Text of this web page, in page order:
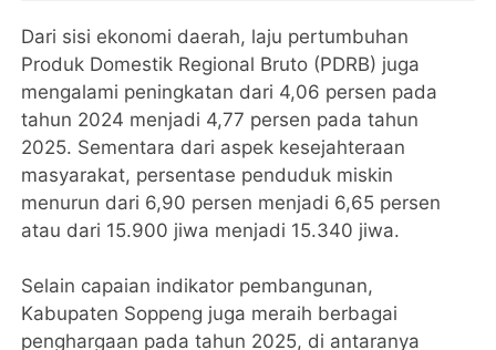
Dari sisi ekonomi daerah, laju pertumbuhan
Produk Domestik Regional Bruto (PDRB) juga
mengalami peningkatan dari 4,06 persen pada
tahun 2024 menjadi 4,77 persen pada tahun
2025. Sementara dari aspek kesejahteraan
masyarakat, persentase penduduk miskin
menurun dari 6,90 persen menjadi 6,65 persen
atau dari 15.900 jiwa menjadi 15.340 jiwa.
Selain capaian indikator pembangunan,
Kabupaten Soppeng juga meraih berbagai
penghargaan pada tahun 2025, di antaranya